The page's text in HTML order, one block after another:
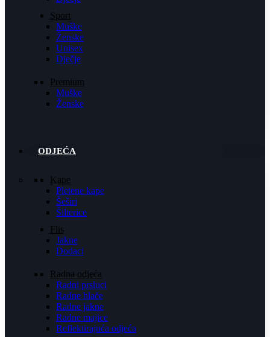
Sport
Muške
Ženske
Unisex
Dječje
Premium
Muške
Ženske
ODJEĆA
Kape
Pletene kape
Šeširi
Šilterice
Flis
Jakne
Dodaci
Radna odjeća
Radni prsluci
Radne hlače
Radne jakne
Radne majice
Reflektirajuća odjeća